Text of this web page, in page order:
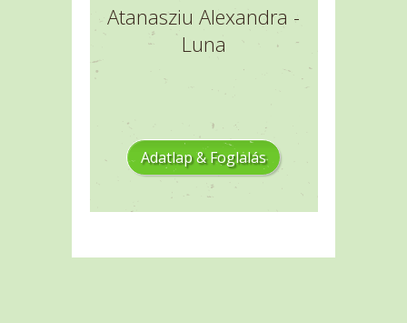
Atanasziu Alexandra -
Luna
Adatlap & Foglalás